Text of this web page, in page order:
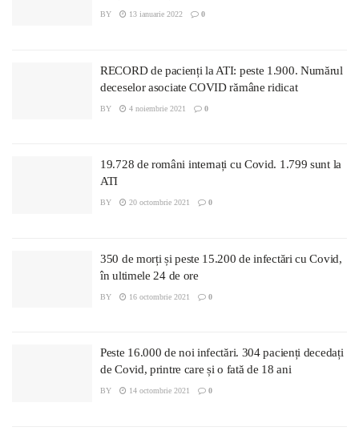
BY 13 ianuarie 2022 0
RECORD de pacienți la ATI: peste 1.900. Numărul
deceselor asociate COVID rămâne ridicat
BY 4 noiembrie 2021 0
19.728 de români internați cu Covid. 1.799 sunt la
ATI
BY 20 octombrie 2021 0
350 de morți și peste 15.200 de infectări cu Covid,
în ultimele 24 de ore
BY 16 octombrie 2021 0
Peste 16.000 de noi infectări. 304 pacienți decedați
de Covid, printre care și o fată de 18 ani
BY 14 octombrie 2021 0